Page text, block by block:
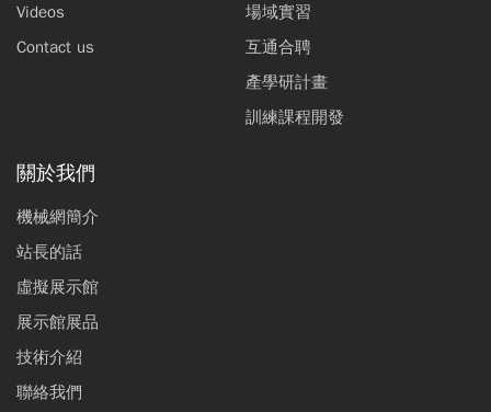
Videos
Contact us
場域實習
互通合聘
產學研計畫
訓練課程開發
關於我們
機械網簡介
站長的話
虛擬展示館
展示館展品
技術介紹
聯絡我們